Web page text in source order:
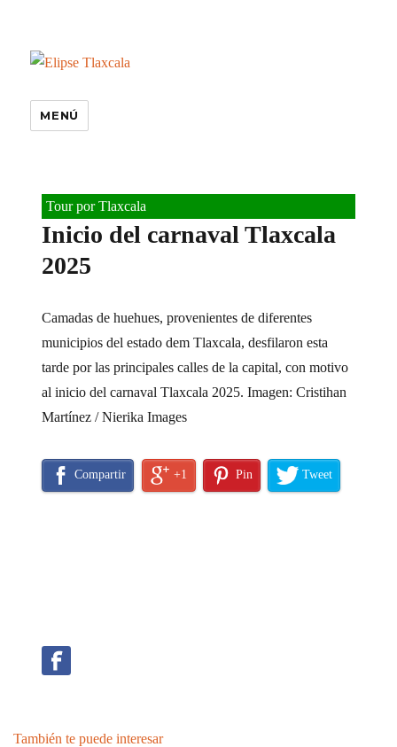
MENÚ
Tour por Tlaxcala
Inicio del carnaval Tlaxcala
2025
Camadas de huehues, provenientes de diferentes
municipios del estado dem Tlaxcala, desfilaron esta
tarde por las principales calles de la capital, con motivo
al inicio del carnaval Tlaxcala 2025. Imagen: Cristihan
Martínez / Nierika Images
Compartir +1 Pin Tweet
También te puede interesar